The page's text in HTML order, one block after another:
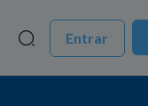
Entrar